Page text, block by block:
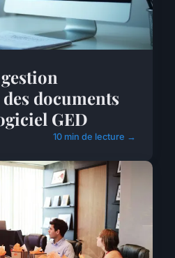
documents
GED
10 min de lecture →